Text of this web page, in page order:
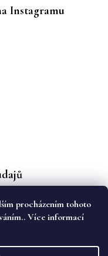
procházením tohoto
Více informací
Instagramu